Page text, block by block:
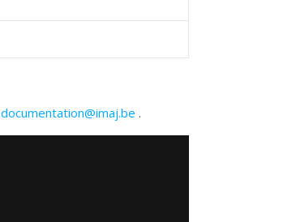
documentation@imaj.be .